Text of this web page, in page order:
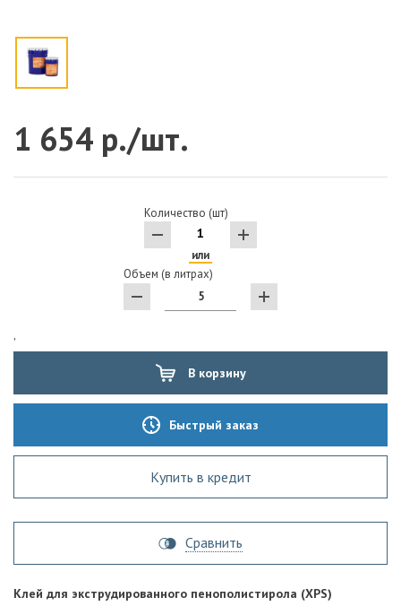
1 654 р./шт.
Количество (шт)
или
Объем (в литрах)
'
В корзину
Быстрый заказ
Купить в кредит
Сравнить
Клей для экструдированного пенополистирола (XPS)